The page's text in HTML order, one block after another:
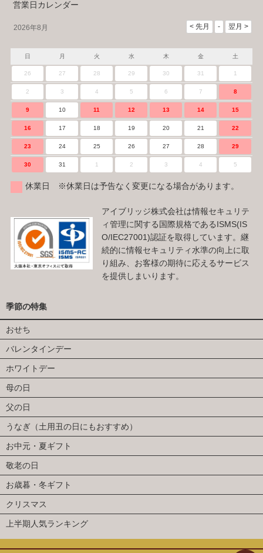
営業日カレンダー
2026年8月
日 月 火 水 木 金 土
26 27 28 29 30 31 1
2 3 4 5 6 7 8
9 10 11 12 13 14 15
16 17 18 19 20 21 22
23 24 25 26 27 28 29
30 31 1 2 3 4 5
休業日 ※休業日は予告なく変更になる場合があります。
アイブリッジ株式会社は情報セキュリテ
ィ管理に関する国際規格であるISMS(IS
O/IEC27001)認証を取得しています。継
続的に情報セキュリティ水準の向上に取
り組み、お客様の期待に応えるサービス
を提供しまいります。
季節の特集
おせち
バレンタインデー
ホワイトデー
母の日
父の日
うなぎ（土用丑の日にもおすすめ）
お中元・夏ギフト
敬老の日
お歳暮・冬ギフト
クリスマス
上半期人気ランキング